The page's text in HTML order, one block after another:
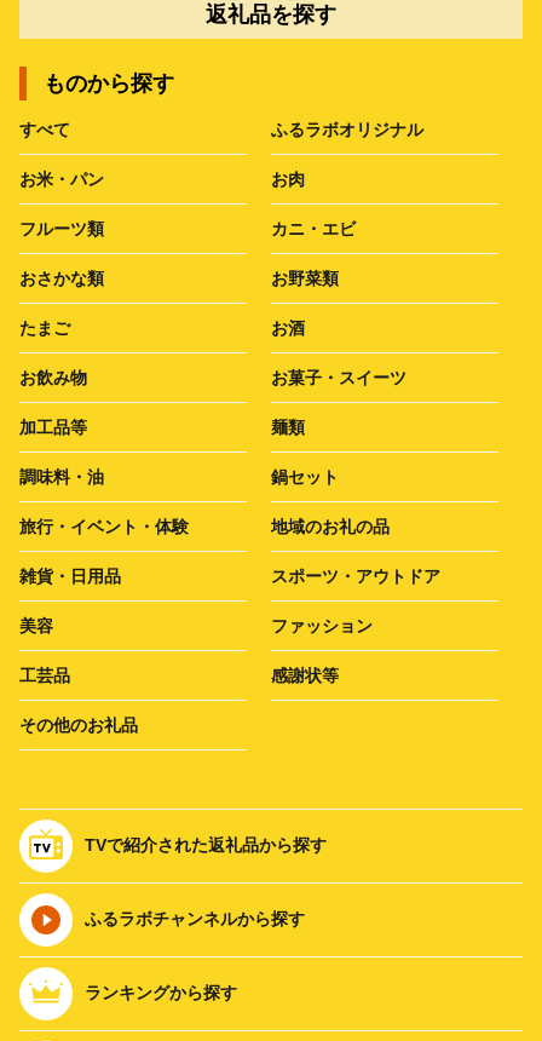
返礼品を探す
ものから探す
すべて ふるラボオリジナル
お米・パン お肉
フルーツ類 カニ・エビ
おさかな類 お野菜類
たまご お酒
お飲み物 お菓子・スイーツ
加工品等 麺類
調味料・油 鍋セット
旅行・イベント・体験 地域のお礼の品
雑貨・日用品 スポーツ・アウトドア
美容 ファッション
工芸品 感謝状等
その他のお礼品
TVで紹介された返礼品から探す
ふるラボチャンネルから探す
ランキングから探す